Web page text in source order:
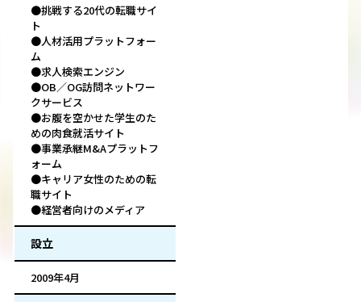
●挑戦する20代の転職サイ
ト
●人材活用プラットフォー
ム
●求人検索エンジン
●OB／OG訪問ネットワー
クサービス
●お腹を空かせた学生のた
めの肉食就活サイト
●事業承継M&Aプラットフ
ォーム
●キャリア女性のための転
職サイト
●経営者向けのメディア
設立
2009年4月